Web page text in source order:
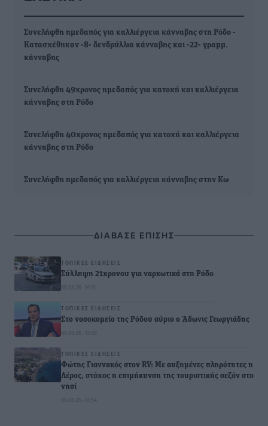
Συνελήφθη ημεδαπός για καλλιέργεια κάνναβης στη Ρόδο -
Κατασχέθηκαν -8- δενδρύλλια κάνναβης και -22- γραμμ.
κάνναβης
Συνελήφθη 49χρονος ημεδαπός για κατοχή και καλλιέργεια
κάνναβης στη Ρόδο
Συνελήφθη 40χρονος ημεδαπός για κατοχή και καλλιέργεια
κάνναβης στη Ρόδο
Συνελήφθη ημεδαπός για καλλιέργεια κάνναβης στην Κω
ΔΙΑΒΑΣΕ ΕΠΙΣΗΣ
ΤΟΠΙΚΈΣ ΕΙΔΉΣΕΙΣ
Σύλληψη 21χρονου για ναρκωτικά στη Ρόδο
06.08.26 · 14:13
ΤΟΠΙΚΈΣ ΕΙΔΉΣΕΙΣ
Στο νοσοκομείο της Ρόδου αύριο ο Άδωνις Γεωργιάδης
06.08.26 · 13:58
ΤΟΠΙΚΈΣ ΕΙΔΉΣΕΙΣ
Φώτης Γιαννακός στον RV: Με αυξημένες πληρότητες η
Λέρος, στόχος η επιμήκυνση της τουριστικής σεζόν στο
νησί
06.08.26 · 13:54